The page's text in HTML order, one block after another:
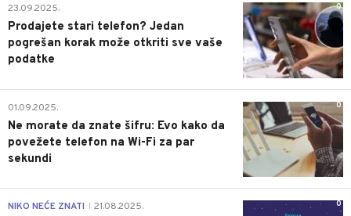
0
23.09.2025.
Prodajete stari telefon? Jedan
pogrešan korak može otkriti sve vaše
podatke
0
01.09.2025.
Ne morate da znate šifru: Evo kako da
povežete telefon na Wi-Fi za par
sekundi
0
NIKO NEĆE ZNATI 21.08.2025.